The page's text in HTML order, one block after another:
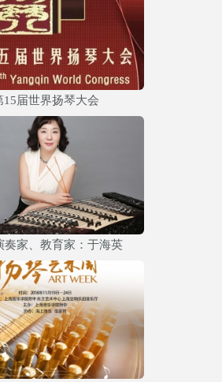
15届世界扬琴大会
奏家、教育家：于海英